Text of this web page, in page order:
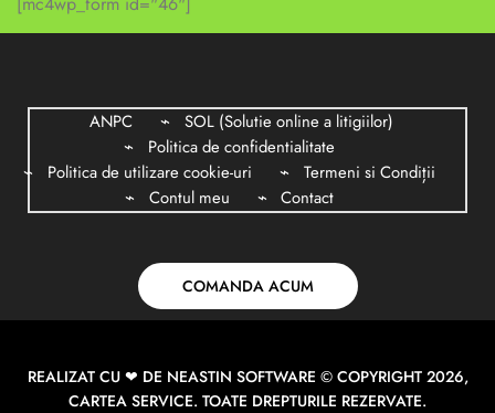
ANPC
SOL (Solutie online a litigiilor)
Politica de confidentialitate
Politica de utilizare cookie-uri
Termeni si Condiții
Contul meu
Contact
COMANDA ACUM
REALIZAT CU ❤ DE NEASTIN SOFTWARE © COPYRIGHT 2026,
CARTEA SERVICE. TOATE DREPTURILE REZERVATE.